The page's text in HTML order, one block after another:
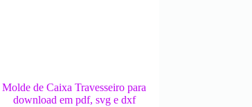
Molde de Caixa Travesseiro para
download em pdf, svg e dxf